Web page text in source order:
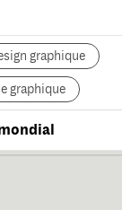
graphique
graphique